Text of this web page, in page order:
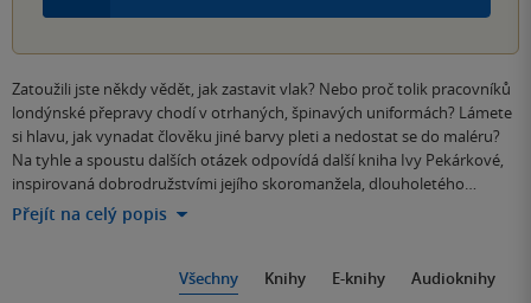
Zatoužili jste někdy vědět, jak zastavit vlak? Nebo proč tolik pracovníků
londýnské přepravy chodí v otrhaných, špinavých uniformách? Lámete
si hlavu, jak vynadat člověku jiné barvy pleti a nedostat se do maléru?
Na tyhle a spoustu dalších otázek odpovídá další kniha Ivy Pekárkové,
inspirovaná dobrodružstvími jejího skoromanžela, dlouholetého…
Přejít na celý popis
Všechny Knihy E-knihy Audioknihy